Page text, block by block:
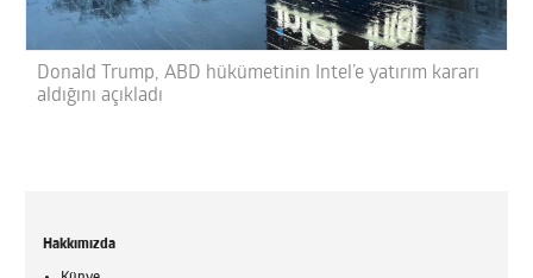
Donald Trump, ABD hükümetinin Intel’e yatırım kararı
aldığını açıkladı
Hakkımızda